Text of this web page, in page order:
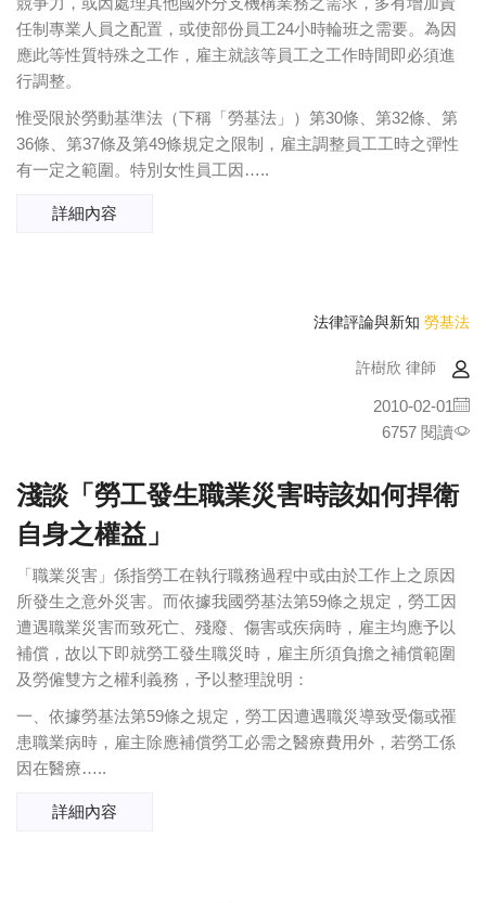
任制專業人員之配置，或使部份員工24小時輪班之需要。為因
應此等性質特殊之工作，雇主就該等員工之工作時間即必須進
行調整。
惟受限於勞動基準法（下稱「勞基法」）第30條、第32條、第
36條、第37條及第49條規定之限制，雇主調整員工工時之彈性
有一定之範圍。特別女性員工因…..
詳細內容
法律評論與新知 勞基法
許樹欣 律師
2010-02-01
6757 閱讀
淺談「勞工發生職業災害時該如何捍衛
自身之權益」
「職業災害」係指勞工在執行職務過程中或由於工作上之原因
所發生之意外災害。而依據我國勞基法第59條之規定，勞工因
遭遇職業災害而致死亡、殘廢、傷害或疾病時，雇主均應予以
補償，故以下即就勞工發生職災時，雇主所須負擔之補償範圍
及勞僱雙方之權利義務，予以整理說明：
一、依據勞基法第59條之規定，勞工因遭遇職災導致受傷或罹
患職業病時，雇主除應補償勞工必需之醫療費用外，若勞工係
因在醫療…..
詳細內容